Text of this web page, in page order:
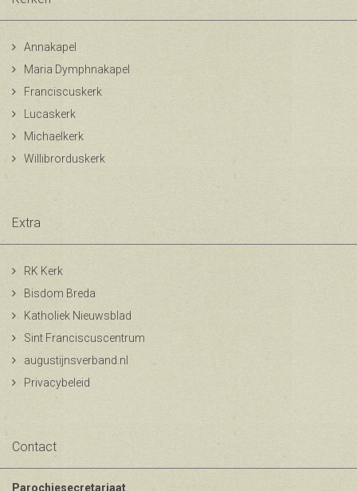
Annakapel
Maria Dymphnakapel
Franciscuskerk
Lucaskerk
Michaelkerk
Willibrorduskerk
Extra
RK Kerk
Bisdom Breda
Katholiek Nieuwsblad
Sint Franciscuscentrum
augustijnsverband.nl
Privacybeleid
Contact
Parochiesecretariaat